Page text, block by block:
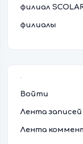
филиал
филиалы
Войти
Лента записей
Лента